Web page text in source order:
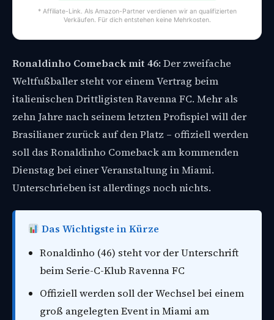
* Affiliate-Link. Als Amazon-Partner verdienen wir an qualifizierten
Verkäufen. Für dich entstehen keine Mehrkosten.
Ronaldinho Comeback mit 46:Der zweifache
Weltfußballer steht vor einem Vertrag beim
italienischen Drittligisten Ravenna FC. Mehr als
zehn Jahre nach seinem letzten Profispiel will der
Brasilianer zurück auf den Platz – offiziell werden
soll das Ronaldinho Comeback am kommenden
Dienstag bei einer Veranstaltung in Miami.
Unterschrieben ist allerdings noch nichts.
Das Wichtigste in Kürze
Ronaldinho (46) steht vor der Unterschrift
beim Serie-C-Klub Ravenna FC
Offiziell werden soll der Wechsel bei einem
groß angelegten Event in Miami am